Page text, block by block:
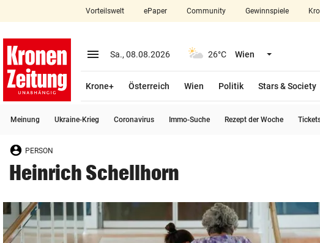
closeSchließen
account_circle Anmelden
arrow_right
bookmark Merkliste
search
Suchbegriff
eingeben
Vorteilswelt ePaper Community Gewinnspiele
menu Menü aufklappen
Sa., 08.08.2026 26°C Wien Menü
Krone+ Österreich Wien Politik Stars & Society
Meinung Ukraine-Krieg Coronavirus Immo-Suche Rezept der Woche
PERSON
Heinrich Schellhorn